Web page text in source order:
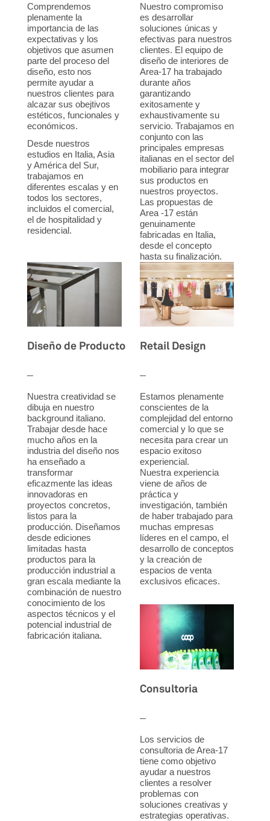
Comprendemos
plenamente la
importancia de las
expectativas y los
objetivos que asumen
parte del proceso del
diseño, esto nos
permite ayudar a
nuestros clientes para
alcazar sus obejtivos
estéticos, funcionales y
económicos.
Desde nuestros
estudios en Italia, Asia
y América del Sur,
trabajamos en
diferentes escalas y en
todos los sectores,
incluidos el comercial,
el de hospitalidad y
residencial.
Nuestro compromiso
es desarrollar
soluciones únicas y
efectivas para nuestros
clientes. El equipo de
diseño de interiores de
Area-17 ha trabajado
durante años
garantizando
exitosamente y
exhaustivamente su
servicio. Trabajamos en
conjunto con las
principales empresas
italianas en el sector del
mobiliario para integrar
sus productos en
nuestros proyectos.
Las propuestas de
Area -17 están
genuinamente
fabricadas en Italia,
desde el concepto
hasta su finalización.
Diseño de Producto
Nuestra creatividad se
dibuja en nuestro
background italiano.
Trabajar desde hace
mucho años en la
industria del diseño nos
ha enseñado a
transformar
eficazmente las ideas
innovadoras en
proyectos concretos,
listos para la
producción. Diseñamos
desde ediciones
limitadas hasta
productos para la
producción industrial a
gran escala mediante la
combinación de nuestro
conocimiento de los
aspectos técnicos y el
potencial industrial de
fabricación italiana.
Retail Design
Estamos plenamente
conscientes de la
complejidad del entorno
comercial y lo que se
necesita para crear un
espacio exitoso
experiencial.
Nuestra experiencia
viene de años de
práctica y
investigación, también
de haber trabajado para
muchas empresas
líderes en el campo, el
desarrollo de conceptos
y la creación de
espacios de venta
exclusivos eficaces.
Consultoria
Los servicios de
consultoria de Area-17
tiene como objetivo
ayudar a nuestros
clientes a resolver
problemas con
soluciones creativas y
estrategias operativas.